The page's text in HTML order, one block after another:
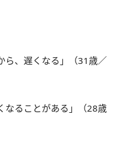
ら、遅くなる」（31歳／
なることがある」（28歳